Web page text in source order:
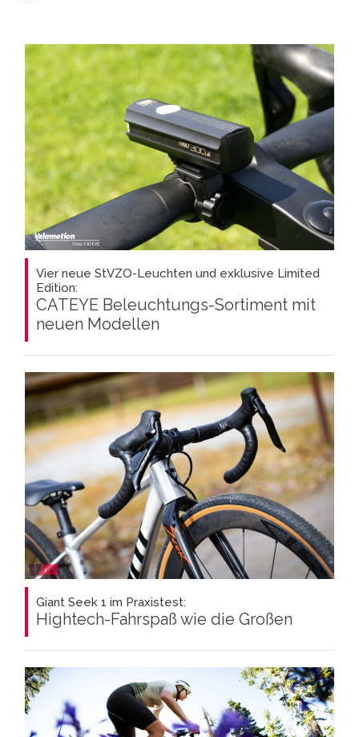
Vier neue StVZO-Leuchten und exklusive Limited
Edition:
CATEYE Beleuchtungs-Sortiment mit
neuen Modellen
Giant Seek 1 im Praxistest:
Hightech-Fahrspaß wie die Großen